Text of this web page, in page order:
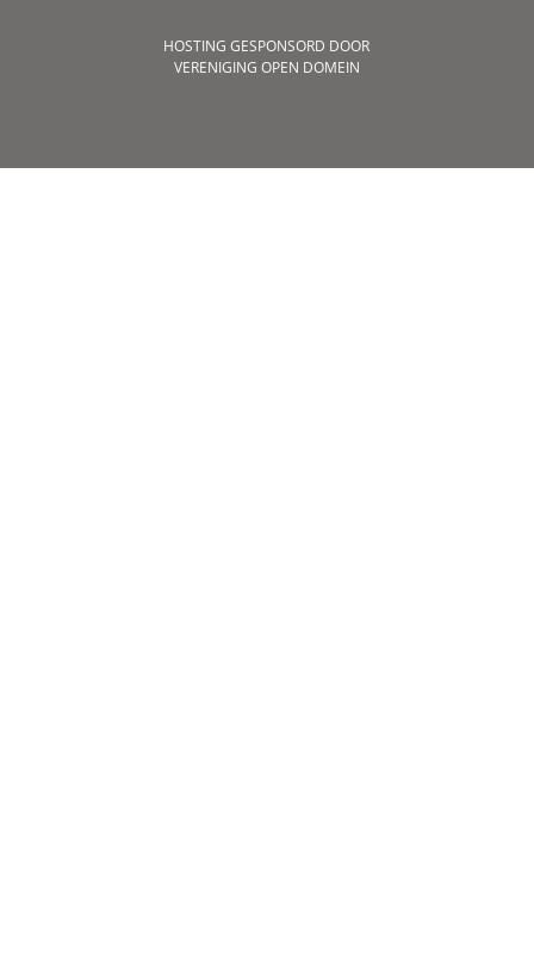
HOSTING GESPONSORD DOOR
VERENIGING OPEN DOMEIN